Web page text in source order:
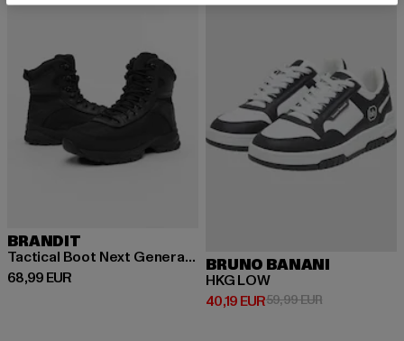
BRANDIT
Tactical Boot Next Generation
68,99 EUR
Derzeitiger Preis: 68,99 EUR
BRUNO BANANI
HKG LOW
40,19 EUR
Derzeitiger Preis: 40,19 EUR
59,99 EURAktionspreis: